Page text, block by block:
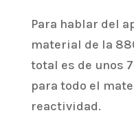
Para hablar del
material de la
total es de unos
para todo el
reactividad.